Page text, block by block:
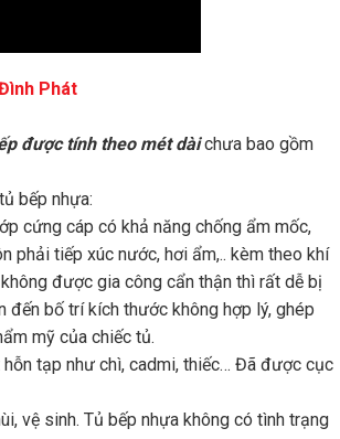
Phát
được tính theo mét dàichưa bao gồm
bếp nhựa:
cứng cáp có khả năng chống ẩm mốc,
phải tiếp xúc nước, hơi ẩm,.. kèm theo khí
được gia công cẩn thận thì rất dễ bị
đến bố trí kích thước không hợp lý, ghép
mỹ của chiếc tủ.
tạp như chì, cadmi, thiếc… Đã được cục
vệ sinh. Tủ bếp nhựa không có tình trạng